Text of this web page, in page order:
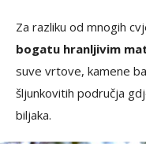
Za razliku od mnogih
bogatu hranljivim
suve vrtove, kamene
šljunkovitih područja
biljaka.